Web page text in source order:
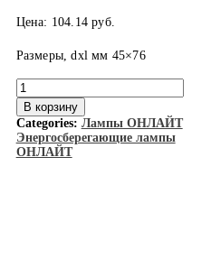
Цена: 104.14 руб.
Размеры, dxl мм 45×76
Количество
товара
ОНЛАЙТ
Лампа
светодиодная
71645
В корзину
Categories: Лампы ОНЛАЙТ
Энергосберегающие лампы
ОНЛАЙТ